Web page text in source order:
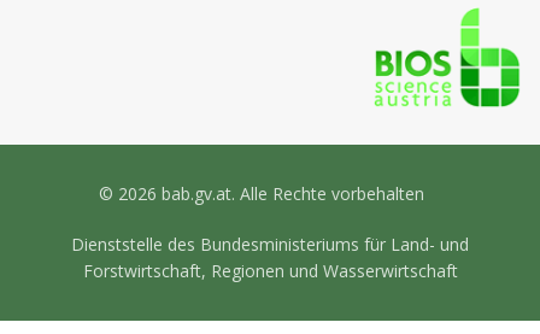
© 2026 bab.gv.at. Alle Rechte vorbehalten
Dienststelle des Bundesministeriums für Land- und
Forstwirtschaft, Regionen und Wasserwirtschaft